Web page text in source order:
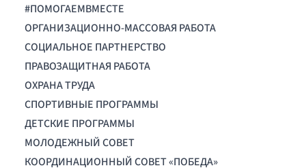
#ПОМОГАЕМВМЕСТЕ
ОРГАНИЗАЦИОННО-МАССОВАЯ РАБОТА
СОЦИАЛЬНОЕ ПАРТНЕРСТВО
ПРАВОЗАЩИТНАЯ РАБОТА
ОХРАНА ТРУДА
СПОРТИВНЫЕ ПРОГРАММЫ
ДЕТСКИЕ ПРОГРАММЫ
МОЛОДЕЖНЫЙ СОВЕТ
КООРДИНАЦИОННЫЙ СОВЕТ «ПОБЕДА»